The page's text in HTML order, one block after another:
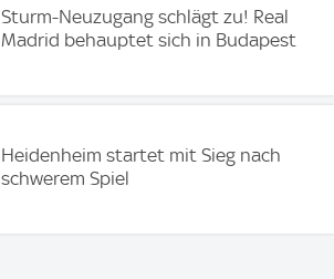
Sturm-Neuzugang schlägt zu! Real
Madrid behauptet sich in Budapest
Heidenheim startet mit Sieg nach
schwerem Spiel